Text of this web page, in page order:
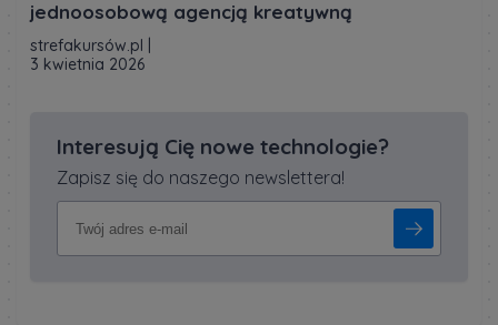
jednoosobową agencją kreatywną
strefakursów.pl
3 kwietnia 2026
Interesują Cię nowe technologie?
Zapisz się do naszego newslettera!